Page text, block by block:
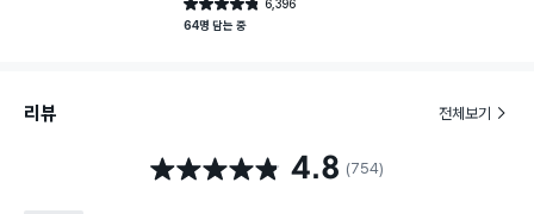
별점 4.8점 6,396
건 작성
64명 담는 중
리뷰 전체보기
별점 4.8점 4.8 (754)